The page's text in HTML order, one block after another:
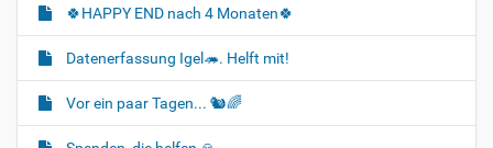
🍀HAPPY END nach 4 Monaten🍀
Datenerfassung Igel🦔. Helft mit!
Vor ein paar Tagen... 🐿🌈